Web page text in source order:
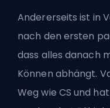
Andererseits ist in
nach den ersten
dass alles danach
Können abhängt.
Weg wie CS und